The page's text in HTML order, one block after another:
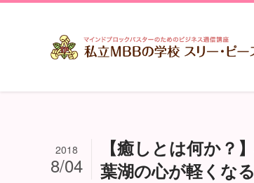
【癒しとは何か？
葉湖の心が軽くな
2018
8/04